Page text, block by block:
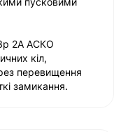
2А АСКО
кіл,
перевищення
замикання.